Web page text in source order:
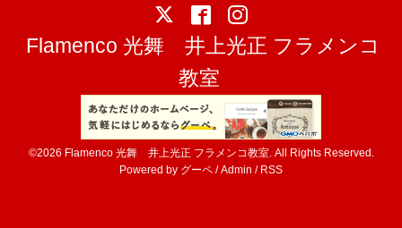
Flamenco 光舞 井上光正 フラメンコ
教室
©2026 Flamenco 光舞 井上光正 フラメンコ教室. All Rights Reserved.
Powered by グーペ /Admin / RSS